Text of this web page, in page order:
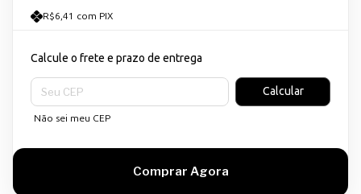
R$6,41 com PIX
Calcule o frete e prazo de entrega
Entregas para o CEP:
Calcular
Não sei meu CEP